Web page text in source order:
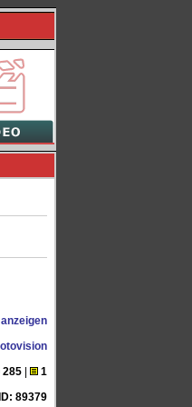
285
1
89379